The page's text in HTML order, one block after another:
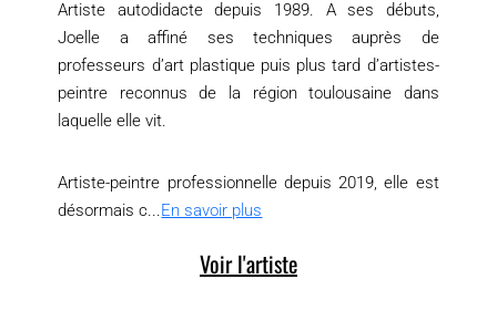
Artiste autodidacte depuis 1989. A ses débuts,
Joelle a affiné ses techniques auprès de
professeurs d’art plastique puis plus tard d’artistes-
peintre reconnus de la région toulousaine dans
laquelle elle vit.
Artiste-peintre professionnelle depuis 2019, elle est
désormais c...En savoir plus
Voir l'artiste